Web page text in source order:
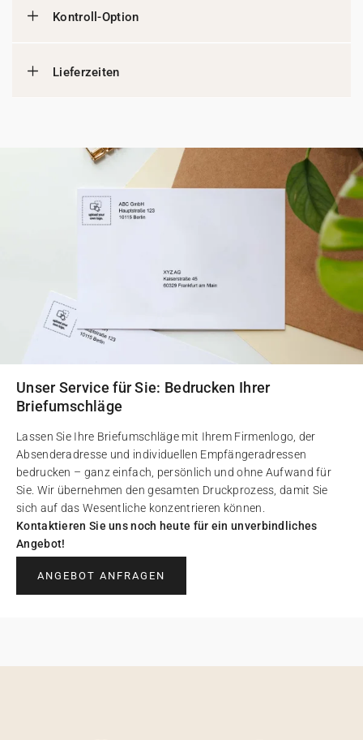
Kontroll-Option
Lieferzeiten
Unser Service für Sie: Bedrucken Ihrer
Briefumschläge
Lassen Sie Ihre Briefumschläge mit Ihrem Firmenlogo, der
Absenderadresse und individuellen Empfängeradressen
bedrucken – ganz einfach, persönlich und ohne Aufwand für
Sie. Wir übernehmen den gesamten Druckprozess, damit Sie
sich auf das Wesentliche konzentrieren können.
Kontaktieren Sie uns noch heute für ein unverbindliches
Angebot!
ANGEBOT ANFRAGEN